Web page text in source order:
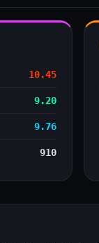
10.45
9.20
9.76
910